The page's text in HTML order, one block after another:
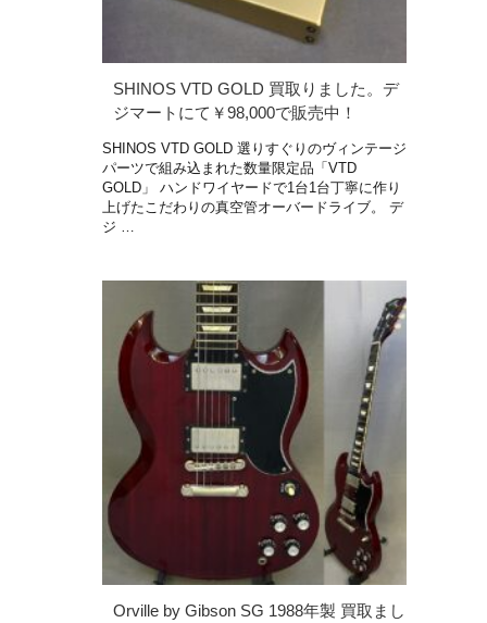
SHINOS VTD GOLD 買取りました。デ
ジマートにて￥98,000で販売中！
SHINOS VTD GOLD 選りすぐりのヴィンテージ
パーツで組み込まれた数量限定品「VTD
GOLD」 ハンドワイヤードで1台1台丁寧に作り
上げたこだわりの真空管オーバードライブ。 デ
ジ …
Orville by Gibson SG 1988年製 買取まし